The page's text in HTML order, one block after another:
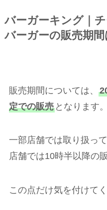
バーガーキング｜
バーガーの販売期
販売期間については、
定での販売となります。
一部店舗では取り扱っ
店舗では10時半以降の
この点だけ気を付けてく